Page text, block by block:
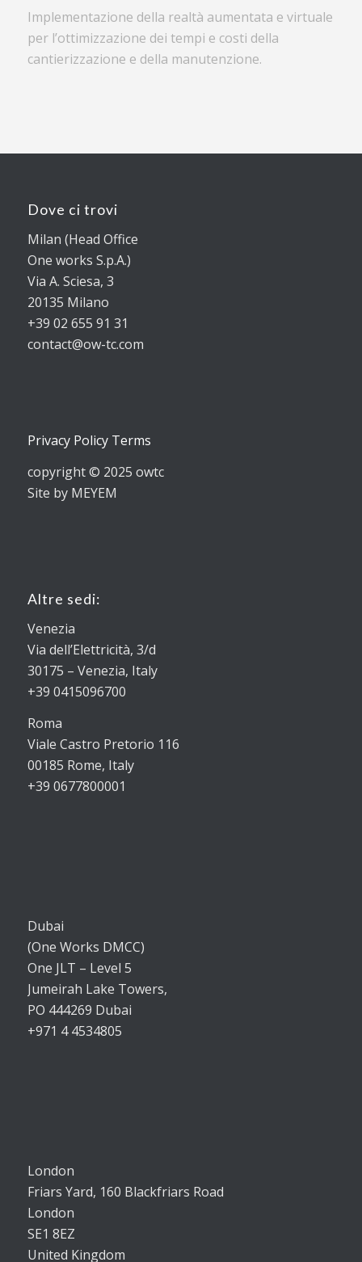
Implementazione della realtà aumentata e virtuale
per l’ottimizzazione dei tempi e costi della
cantierizzazione e della manutenzione.
Dove ci trovi
Milan (Head Office
One works S.p.A.)
Via A. Sciesa, 3
20135 Milano
+39 02 655 91 31
contact@ow-tc.com
Privacy Policy Terms
copyright © 2025 owtc
Site by MEYEM
Altre sedi:
Venezia
Via dell’Elettricità, 3/d
30175 – Venezia, Italy
+39 0415096700
Roma
Viale Castro Pretorio 116
00185 Rome, Italy
+39 0677800001
Dubai
(One Works DMCC)
One JLT – Level 5
Jumeirah Lake Towers,
PO 444269 Dubai
+971 4 4534805
London
Friars Yard, 160 Blackfriars Road
London
SE1 8EZ
United Kingdom